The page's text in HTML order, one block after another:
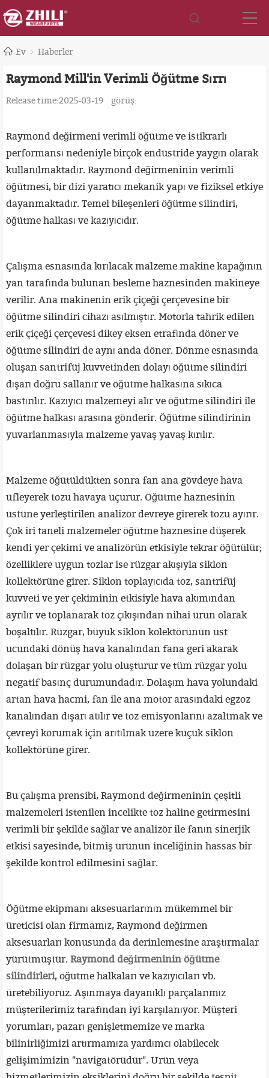
Ev Haberler
Raymond Mill'in Verimli Öğütme Sırrı
Release time:2025-03-19 görüş:
Raymond değirmeni verimli öğütme ve istikrarlı
performansı nedeniyle birçok endüstride yaygın olarak
kullanılmaktadır. Raymond değirmeninin verimli
öğütmesi, bir dizi yaratıcı mekanik yapı ve fiziksel etkiye
dayanmaktadır. Temel bileşenleri öğütme silindiri,
öğütme halkası ve kazıyıcıdır.
Çalışma esnasında kırılacak malzeme makine kapağının
yan tarafında bulunan besleme haznesinden makineye
verilir. Ana makinenin erik çiçeği çerçevesine bir
öğütme silindiri cihazı asılmıştır. Motorla tahrik edilen
erik çiçeği çerçevesi dikey eksen etrafında döner ve
öğütme silindiri de aynı anda döner. Dönme esnasında
oluşan santrifüj kuvvetinden dolayı öğütme silindiri
dışarı doğru sallanır ve öğütme halkasına sıkıca
bastırılır. Kazıyıcı malzemeyi alır ve öğütme silindiri ile
öğütme halkası arasına gönderir. Öğütme silindirinin
yuvarlanmasıyla malzeme yavaş yavaş kırılır.
Malzeme öğütüldükten sonra fan ana gövdeye hava
üfleyerek tozu havaya uçurur. Öğütme haznesinin
üstüne yerleştirilen analizör devreye girerek tozu ayırır.
Çok iri taneli malzemeler öğütme haznesine düşerek
kendi yer çekimi ve analizörün etkisiyle tekrar öğütülür;
özelliklere uygun tozlar ise rüzgar akışıyla siklon
kollektörüne girer. Siklon toplayıcıda toz, santrifüj
kuvveti ve yer çekiminin etkisiyle hava akımından
ayrılır ve toplanarak toz çıkışından nihai ürün olarak
boşaltılır. Rüzgar, büyük siklon kolektörünün üst
ucundaki dönüş hava kanalından fana geri akarak
dolaşan bir rüzgar yolu oluşturur ve tüm rüzgar yolu
negatif basınç durumundadır. Dolaşım hava yolundaki
artan hava hacmi, fan ile ana motor arasındaki egzoz
kanalından dışarı atılır ve toz emisyonlarını azaltmak ve
çevreyi korumak için arıtılmak üzere küçük siklon
kollektörüne girer.
Bu çalışma prensibi, Raymond değirmeninin çeşitli
malzemeleri istenilen incelikte toz haline getirmesini
verimli bir şekilde sağlar ve analizör ile fanın sinerjik
etkisi sayesinde, bitmiş ürünün inceliğinin hassas bir
şekilde kontrol edilmesini sağlar.
Öğütme ekipmanı aksesuarlarının mükemmel bir
üreticisi olan firmamız, Raymond değirmen
aksesuarları konusunda da derinlemesine araştırmalar
yürütmüştür. Raymond değirmeninin öğütme
silindirleri, öğütme halkaları ve kazıyıcıları vb.
üretebiliyoruz. Aşınmaya dayanıklı parçalarımız
müşterilerimiz tarafından iyi karşılanıyor. Müşteri
yorumları, pazarı genişletmemize ve marka
bilinirliğimizi artırmamıza yardımcı olabilecek
gelişimimizin "navigatörüdür". Ürün veya